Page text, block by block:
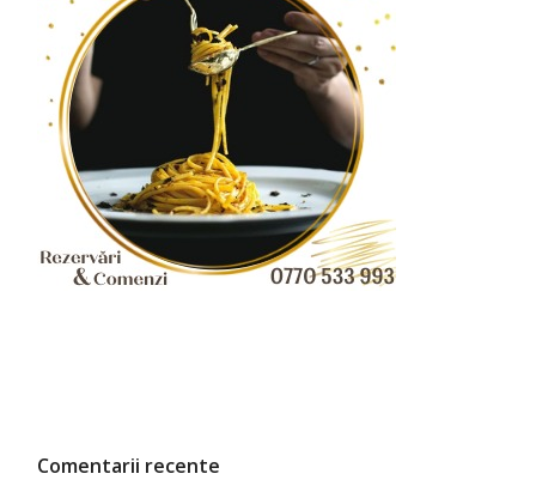
Comentarii recente